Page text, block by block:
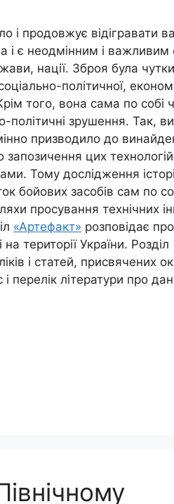
і продовжує відігравати
і є неодмінним і
нації. Зброя була
політичної,
того, вона сама по собі
політичні зрушення. Так,
призводило до
запозичення цих
Тому дослідження
бойових засобів сам по
просування технічних
«Артефакт» розповідає
території України. Розділ
і статей, присвячених
перелік літератури про